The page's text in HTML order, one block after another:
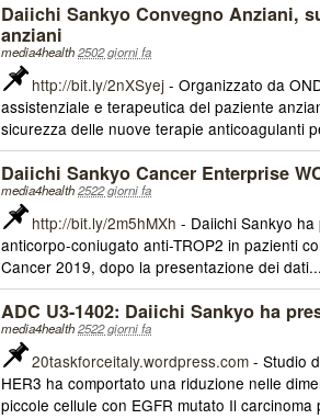
Daiichi Sankyo Convegno Anziani,
anziani
media4health2502 giorni fa
http://bit.ly/2nXSyej - Organizzato da
assistenziale e terapeutica del paziente
sicurezza delle nuove terapie anticoagulanti
Daiichi Sankyo Cancer Enterprise
media4health2522 giorni fa
http://bit.ly/2m5hMXh - Daiichi Sankyo
anticorpo-coniugato anti-TROP2 in pazienti
Cancer 2019, dopo la presentazione dei dati...
ADC U3-1402: Daiichi Sankyo ha
media4health2522 giorni fa
20taskforceitaly.wordpress.com - Studio
HER3 ha comportato una riduzione nelle
piccole cellule con EGFR mutato Il